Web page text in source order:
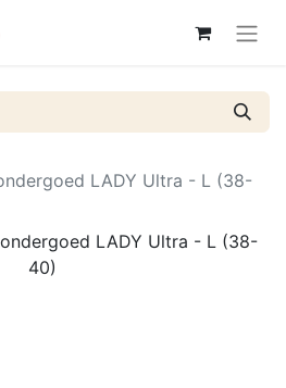
LADY Ultra - L (38-